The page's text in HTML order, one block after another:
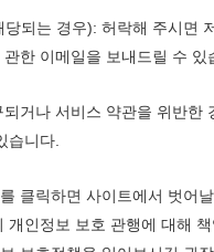
당되는 경우): 허락해 주시면
한 이메일을 보내드릴 수 있
거나 서비스 약관을 위반한
습니다.
클릭하면 사이트에서 벗어
개인정보 보호 관행에 대해